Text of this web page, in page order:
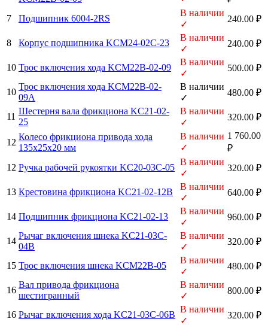
7
Подшипник 6004-2RS
В наличии
✓
240.00 ₽
8 Корпус подшипника KCM24-02C-23
В наличии
✓
240.00 ₽
10 Трос включения хода KCM22B-02-09
В наличии
✓
500.00 ₽
10
Трос включения хода KCM22B-02-
09A
В наличии
✓
480.00 ₽
11
Шестерня вала фрикциона KC21-02-
25
В наличии
✓
320.00 ₽
12
Колесо фрикциона привода хода
135х25х20 мм
В наличии
✓
1 760.00
₽
12 Ручка рабочей рукоятки KC20-03C-05
В наличии
✓
320.00 ₽
13 Крестовина фрикциона KC21-02-12B
В наличии
✓
640.00 ₽
14 Подшипник фрикциона KC21-02-13
В наличии
✓
960.00 ₽
14
Рычаг включения шнека KC21-03C-
04B
В наличии
✓
320.00 ₽
15 Трос включения шнека KCM22B-05
В наличии
✓
480.00 ₽
16
Вал привода фрикциона
шестигранный
В наличии
✓
800.00 ₽
16 Рычаг включения хода KC21-03C-06B
В наличии
✓
320.00 ₽